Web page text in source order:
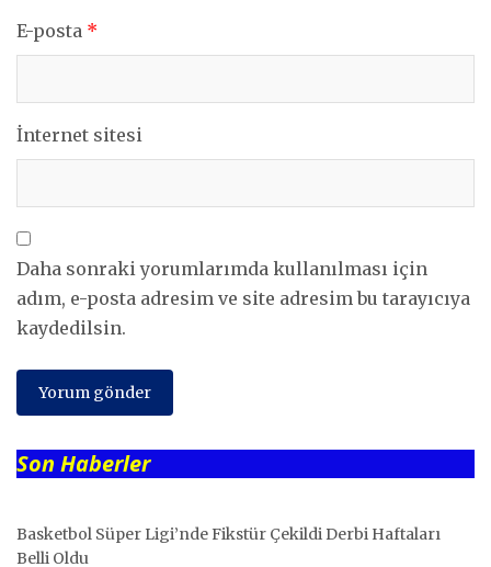
E-posta *
İnternet sitesi
Daha sonraki yorumlarımda kullanılması için
adım, e-posta adresim ve site adresim bu tarayıcıya
kaydedilsin.
Son Haberler
Basketbol Süper Ligi’nde Fikstür Çekildi Derbi Haftaları
Belli Oldu